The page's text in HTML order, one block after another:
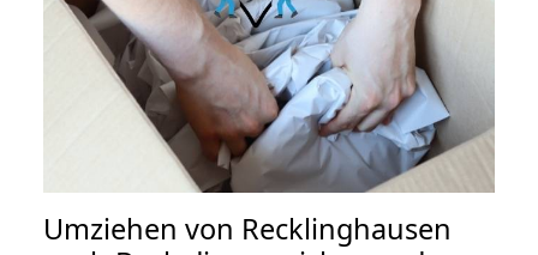
Umziehen von Recklinghausen